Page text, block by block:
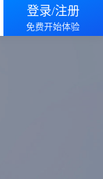
登录/注册
免费开始体验